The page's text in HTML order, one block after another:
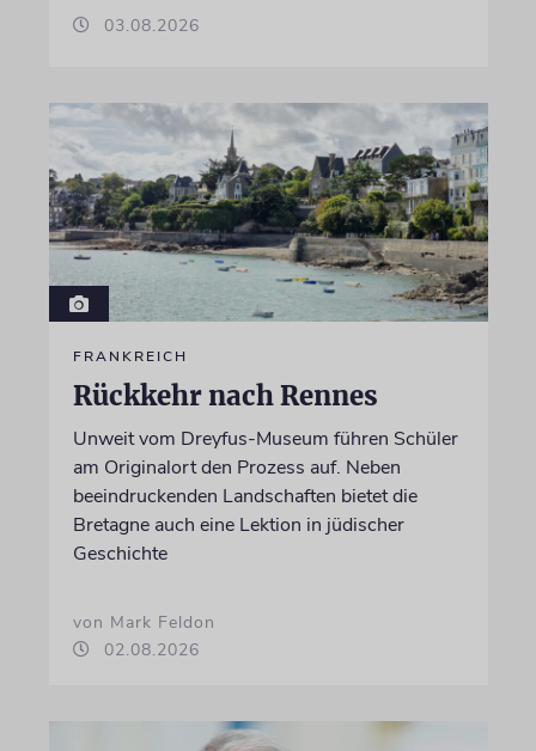
03.08.2026
FRANKREICH
Rückkehr nach Rennes
Unweit vom Dreyfus-Museum führen Schüler
am Originalort den Prozess auf. Neben
beeindruckenden Landschaften bietet die
Bretagne auch eine Lektion in jüdischer
Geschichte
von Mark Feldon
02.08.2026